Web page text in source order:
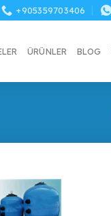
+905359703406
ÜRÜNLER BLOG